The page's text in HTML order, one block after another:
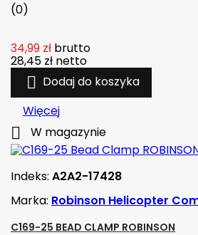
(0)
34,99 zł brutto
28,45 zł netto
 Dodaj do koszyka
Więcej
 W magazynie
Indeks: A2A2-17428
Marka: Robinson Helicopter
C169-25 BEAD CLAMP ROBINSON